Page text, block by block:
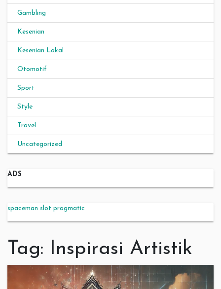
Gambling
Kesenian
Kesenian Lokal
Otomotif
Sport
Style
Travel
Uncategorized
ADS
spaceman slot pragmatic
Tag: Inspirasi Artistik